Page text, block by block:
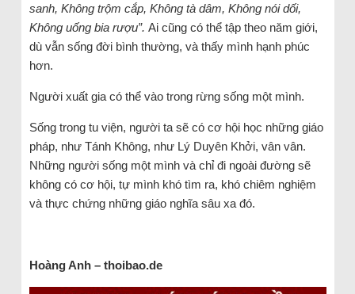
sanh, Không trộm cắp, Không tà dâm, Không nói dối,
Không uống bia rượu”. Ai cũng có thể tập theo năm giới,
dù vẫn sống đời bình thường, và thấy mình hạnh phúc
hơn.
Người xuất gia có thể vào trong rừng sống một mình.
Sống trong tu viện, người ta sẽ có cơ hội học những giáo
pháp, như Tánh Không, như Lý Duyên Khởi, vân vân.
Những người sống một mình và chỉ đi ngoài đường sẽ
không có cơ hội, tự mình khó tìm ra, khó chiêm nghiệm
và thực chứng những giáo nghĩa sâu xa đó.
Hoàng Anh – thoibao.de